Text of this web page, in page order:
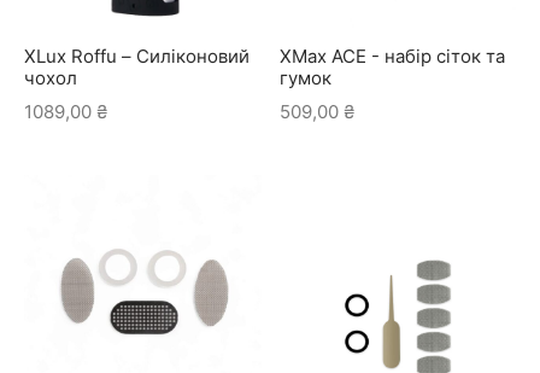
XLux Roffu – Силіконовий
чохол
1089,00 ₴
XMax ACE - набір сіток та
гумок
509,00 ₴